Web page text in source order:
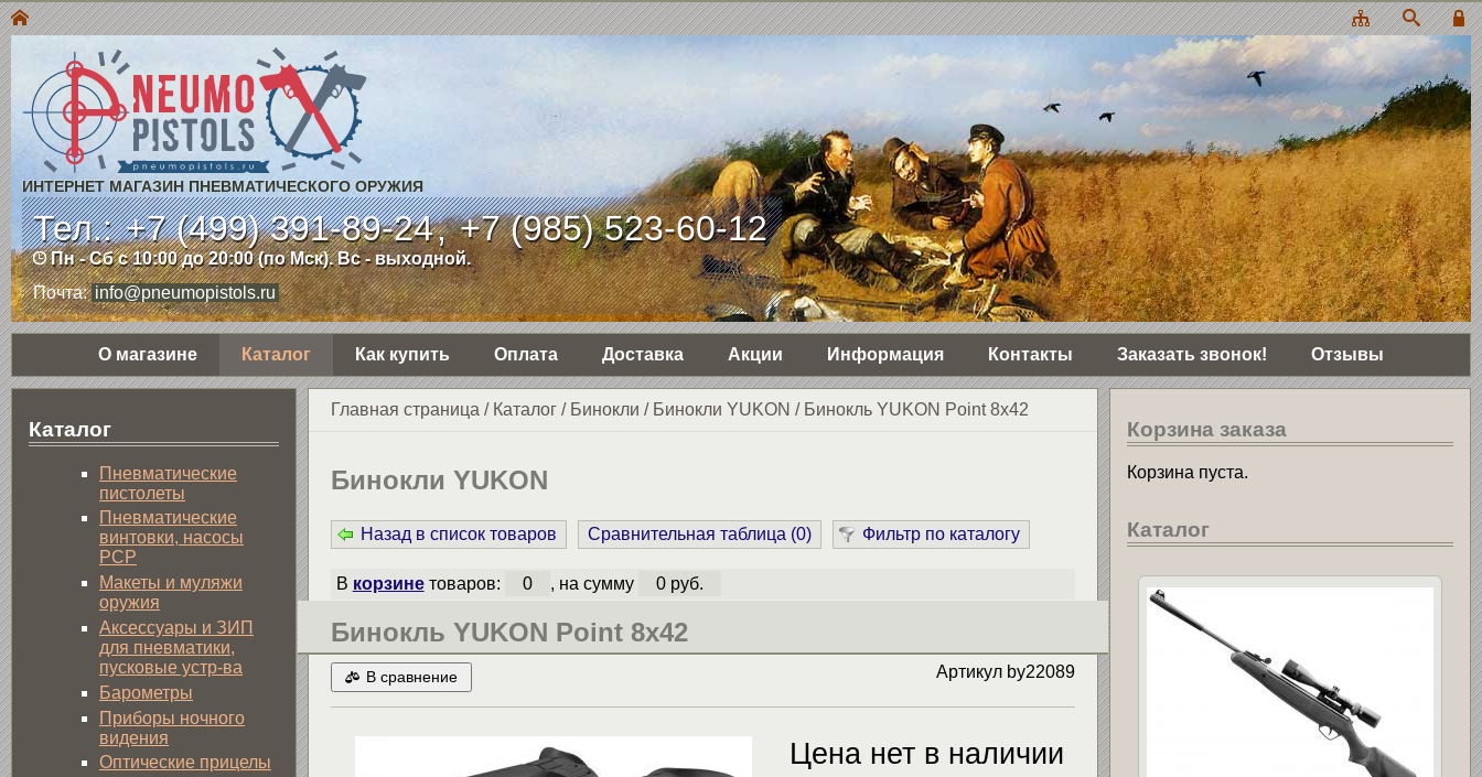
ИНТЕРНЕТ МАГАЗИН ПНЕВМАТИЧЕСКОГО ОРУЖИЯ
Тел.:+7 (499) 391-89-24,+7 (985) 523-60-12
Пн - Сб с 10:00 до 20:00 (по Мск). Вс - выходной.
Почта: info@pneumopistols.ru
О магазине Каталог Как купить Оплата Доставка Акции Информация Контакты Заказать звонок! Отзывы
Главная страница / Каталог/ Бинокли / Бинокли YUKON / Бинокль YUKON Point 8x42
Бинокли YUKON
Назад в список товаров Сравнительная таблица (0) Фильтр по каталогу
В корзинетоваров: 0 , на сумму 0 руб.
Бинокль YUKON Point 8x42
В сравнение Артикул by22089
Цена нет в наличии
Каталог
Пнев­ма­ти­чес­кие
пистолеты
Пневматические
винтовки, насосы
PCP
Макеты и муляжи
оружия
Аксессуары и ЗИП
для пневматики,
пусковые устр-ва
Барометры
Приборы ночного
видения
Оптические прицелы
Корзина заказа
Корзина пуста.
Каталог